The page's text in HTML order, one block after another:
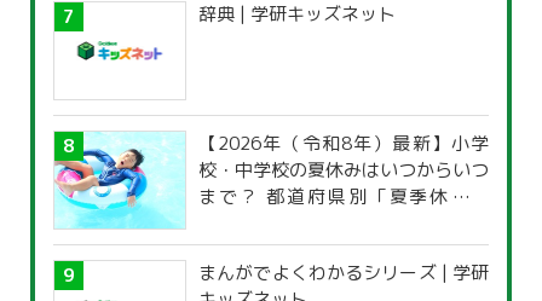
辞典 | 学研キッズネット
【2026年（令和8年）最新】小学
校・中学校の夏休みはいつからいつ
まで？ 都道府県別「夏季休暇一
まんがでよくわかるシリーズ | 学研